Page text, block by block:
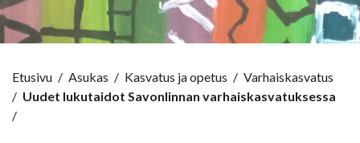
Etusivu / Asukas / Kasvatus ja opetus / Varhaiskasvatus
/ Uudet lukutaidot Savonlinnan varhaiskasvatuksessa
/